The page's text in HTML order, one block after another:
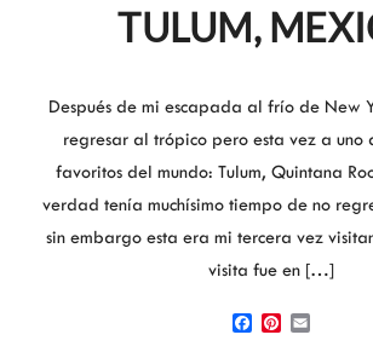
TULUM,
Después de mi escapada al frío de New
regresar al trópico pero esta vez a uno
favoritos del mundo: Tulum, Quintana
verdad tenía muchísimo tiempo de no
sin embargo esta era mi tercera vez
visita fue en […]